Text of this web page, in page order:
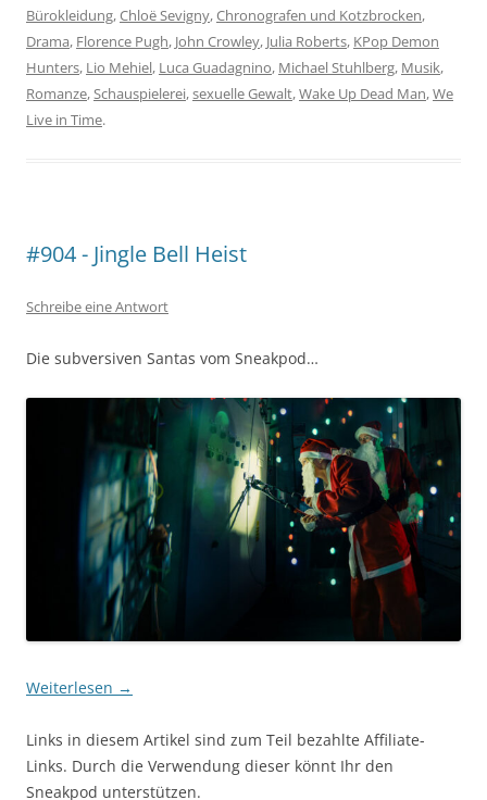
Bürokleidung,Chloë Sevigny,Chronografen und Kotzbrocken,
Drama, Florence Pugh, John Crowley, Julia Roberts, KPop Demon
Hunters, Lio Mehiel, Luca Guadagnino, Michael Stuhlberg, Musik,
Romanze,Schauspielerei,sexuelle Gewalt,Wake Up Dead Man,We
Live in Time.
#904 - Jingle Bell Heist
Schreibe eine Antwort
Die subversiven Santas vom Sneakpod…
Weiterlesen →
Links in diesem Artikel sind zum Teil bezahlte Affiliate-
Links. Durch die Verwendung dieser könnt Ihr den
Sneakpod unterstützen.